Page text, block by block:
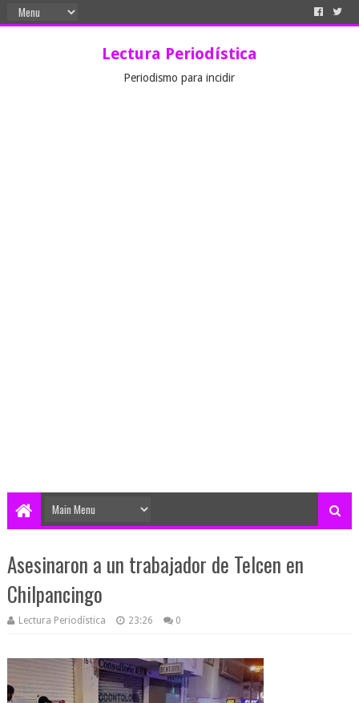
Lectura Periodística
Periodismo para incidir
Asesinaron a un trabajador de Telcen en
Chilpancingo
Lectura Periodística 23:26 0